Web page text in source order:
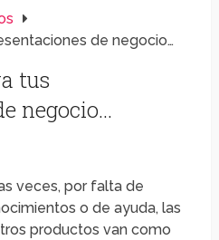
de negocio…
tus
negocio…
veces, por falta de
o de ayuda, las
productos van como